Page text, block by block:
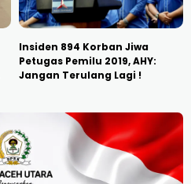
Insiden 894 Korban Jiwa
Petugas Pemilu 2019, AHY:
Jangan Terulang Lagi !